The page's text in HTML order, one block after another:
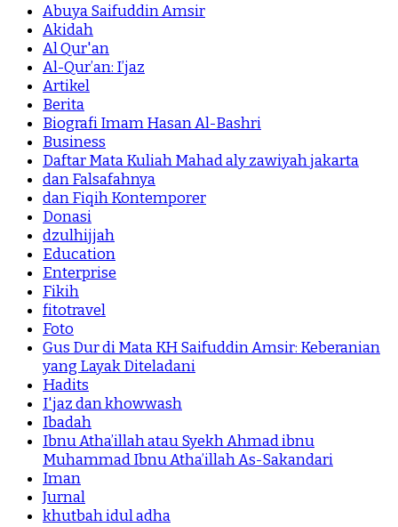
Abuya Saifuddin Amsir
Akidah
Al Qur'an
Al-Qur’an: I’jaz
Artikel
Berita
Biografi Imam Hasan Al-Bashri
Business
Daftar Mata Kuliah Mahad aly zawiyah jakarta
dan Falsafahnya
dan Fiqih Kontemporer
Donasi
dzulhijjah
Education
Enterprise
Fikih
fitotravel
Foto
Gus Dur di Mata KH Saifuddin Amsir: Keberanian
yang Layak Diteladani
Hadits
I'jaz dan khowwash
Ibadah
Ibnu Atha’illah atau Syekh Ahmad ibnu
Muhammad Ibnu Atha’illah As-Sakandari
Iman
Jurnal
khutbah idul adha